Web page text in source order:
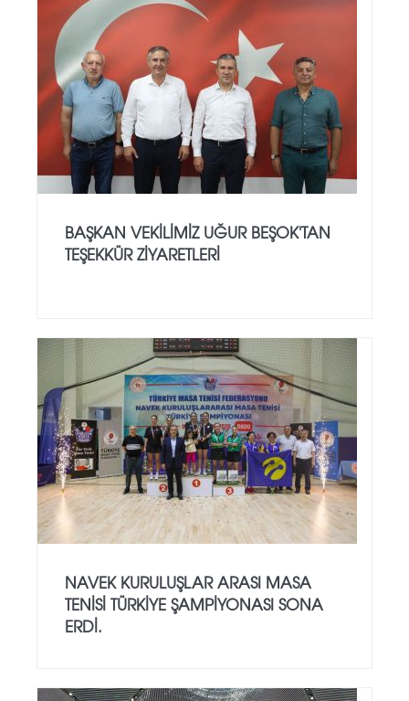
BAŞKAN VEKILIMIZ UĞUR BEŞOK'TAN
TEŞEKKÜR ZIYARETLERI
NAVEK KURULUŞLAR ARASI MASA
TENISI TÜRKIYE ŞAMPIYONASI SONA
ERDI.